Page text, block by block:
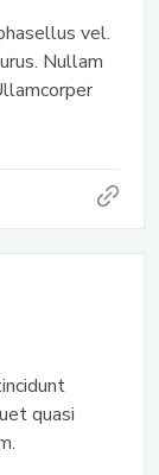
vel.
Nullam
quasi